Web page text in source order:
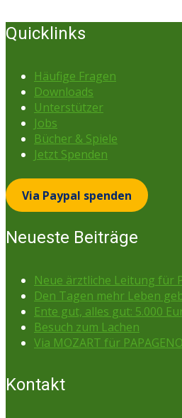
Quicklinks
Häufige Fragen
Downloads
Unterstützer
Jobs
Bücher & Spiele
Jetzt Spenden
Via Paypal spenden
Neueste Beiträge
Neue ärztliche Leitung für
Den Tagen mehr Leben
Ente gut, alles gut: 5.000
Besuch zum Lachen
Via MOZART für PAPAGENO
Kontakt